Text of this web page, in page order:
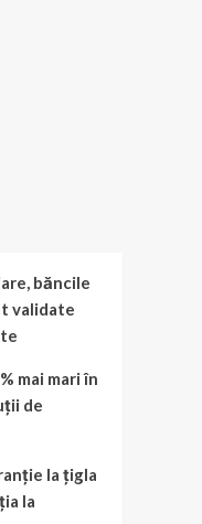
băncile
validate
mai mari în
de
la țigla
la